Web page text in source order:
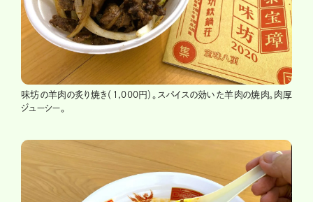
味坊の羊肉の炙り焼き（1,000円）。スパイスの効いた羊肉の焼肉。肉厚
ジューシー。